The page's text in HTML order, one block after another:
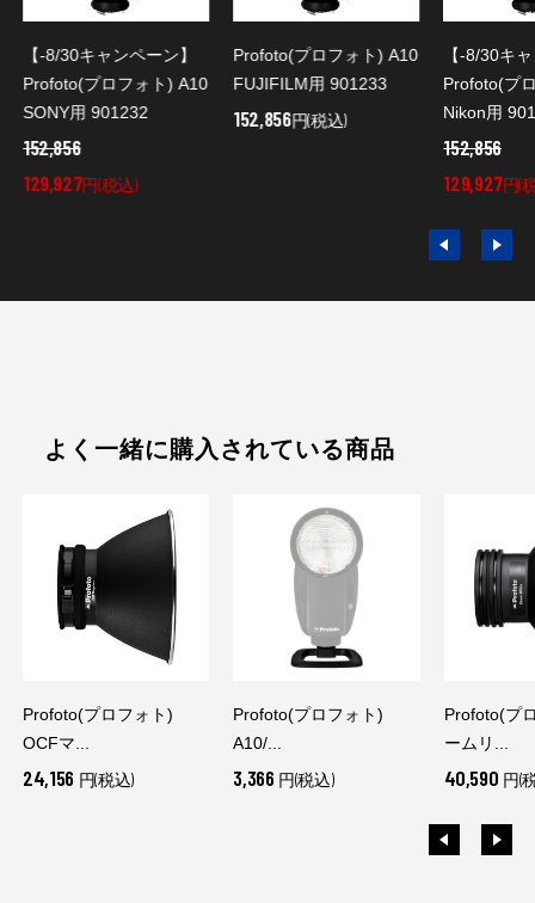
【-8/30キャンペーン】
Profoto(プロフォト) A10
SONY用 901232
152,856
129,927円(税込)
Profoto(プロフォト) A10
FUJIFILM用 901233
152,856円(税込)
【-8/30キ
Profoto(プ
Nikon用
152,856
129,927円(
よく一緒に購入されている商品
Profoto(プロフォト)
OCFマ...
24,156 円(税込)
Profoto(プロフォト)
A10/...
3,366 円(税込)
Profoto(プ
ームリ...
40,590 円(